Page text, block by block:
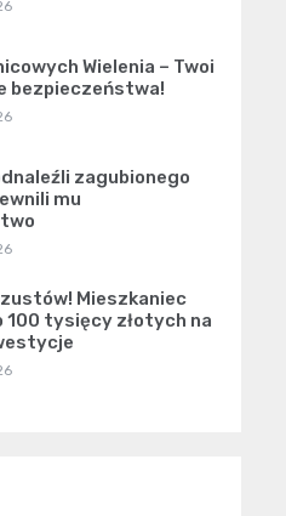
Wielenia – Twoi
bezpieczeństwa!
zagubionego
mu
Mieszkaniec
100 tysięcy złotych na